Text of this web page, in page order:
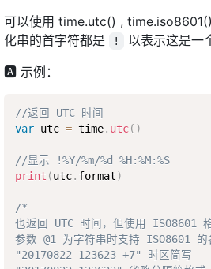
可以使用 time.utc() ,
化串的首字符都是
!
以表示这是一
🅰 示例：
//返回 UTC 时间
var utc = time. utc( )
//显示 !%Y/%m/%d %H:%M:%S
print (utc. format)
/*
也返回 UTC 时间，但使用 ISO8601 格
参数 @1 为字符串时支持 ISO8601 的
"20170822 123623 +7" 时区简写